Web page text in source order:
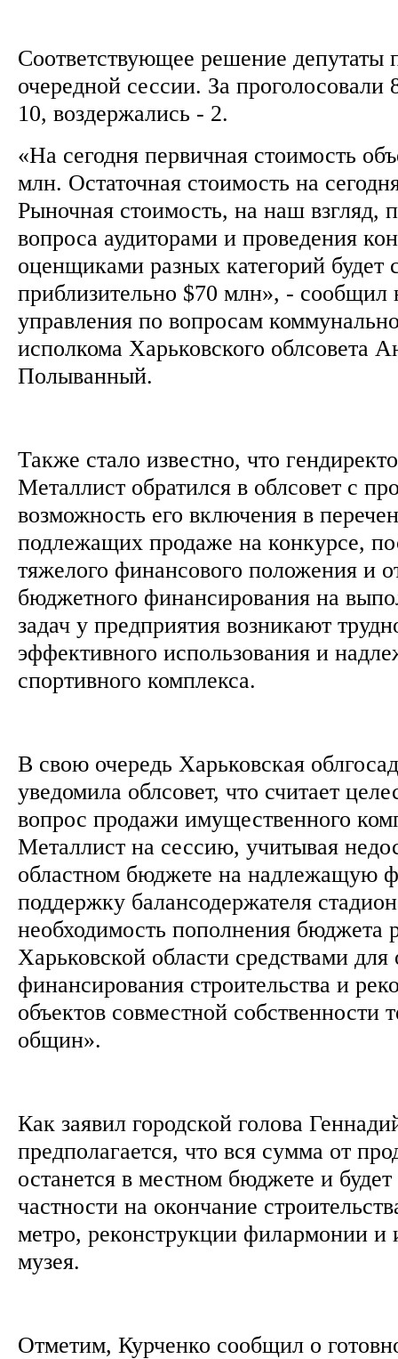
Соответствующее решение депутаты
очередной сессии. За проголосовали
10, воздержались - 2.
«На сегодня первичная стоимость
млн. Остаточная стоимость на
Рыночная стоимость, на наш взгляд,
вопроса аудиторами и проведения
оценщиками разных категорий будет
приблизительно $70 млн», - сообщил
управления по вопросам
исполкома Харьковского облсовета
Полыванный.
Также стало известно, что
Металлист обратился в облсовет с
возможность его включения в
подлежащих продаже на конкурсе,
тяжелого финансового положения и
бюджетного финансирования на
задач у предприятия возникают
эффективного использования и
спортивного комплекса.
В свою очередь Харьковская
уведомила облсовет, что считает
вопрос продажи имущественного
Металлист на сессию, учитывая
областном бюджете на надлежащую
поддержку балансодержателя
необходимость пополнения бюджета
Харьковской области средствами для
финансирования строительства и
объектов совместной собственности
общин».
Как заявил городской голова
предполагается, что вся сумма от
останется в местном бюджете и будет
частности на окончание
метро, реконструкции филармонии и
музея.
Отметим, Курченко сообщил о